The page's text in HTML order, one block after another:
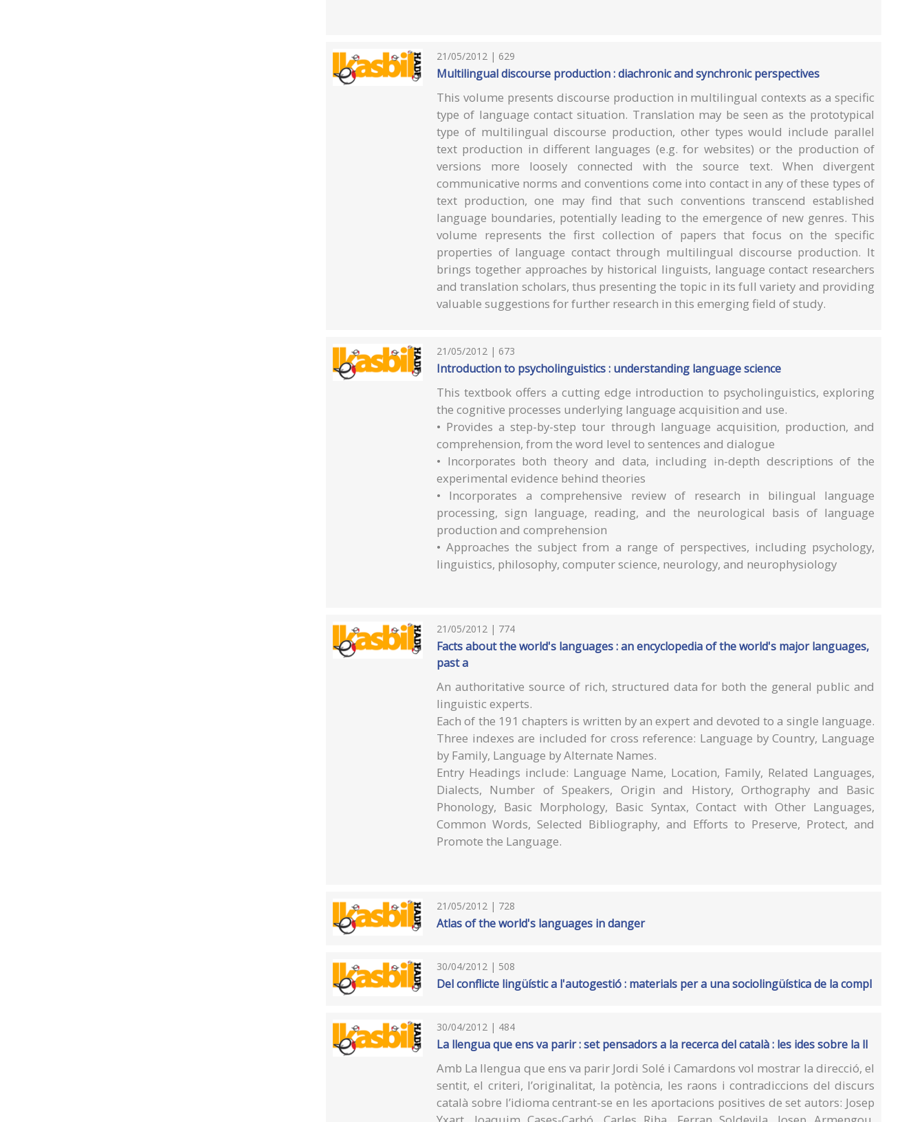
21/05/2012 | 629
Multilingual discourse production : diachronic and synchronic perspectives
This volume presents discourse production in multilingual contexts as a specific
type of language contact situation. Translation may be seen as the prototypical
type of multilingual discourse production, other types would include parallel
text production in different languages (e.g. for websites) or the production of
versions more loosely connected with the source text. When divergent
communicative norms and conventions come into contact in any of these types of
text production, one may find that such conventions transcend established
language boundaries, potentially leading to the emergence of new genres. This
volume represents the first collection of papers that focus on the specific
properties of language contact through multilingual discourse production. It
brings together approaches by historical linguists, language contact researchers
and translation scholars, thus presenting the topic in its full variety and providing
valuable suggestions for further research in this emerging field of study.
21/05/2012 | 673
Introduction to psycholinguistics : understanding language science
This textbook offers a cutting edge introduction to psycholinguistics, exploring
the cognitive processes underlying language acquisition and use.
• Provides a step-by-step tour through language acquisition, production, and
comprehension, from the word level to sentences and dialogue
• Incorporates both theory and data, including in-depth descriptions of the
experimental evidence behind theories
• Incorporates a comprehensive review of research in bilingual language
processing, sign language, reading, and the neurological basis of language
production and comprehension
• Approaches the subject from a range of perspectives, including psychology,
linguistics, philosophy, computer science, neurology, and neurophysiology
21/05/2012 | 774
Facts about the world's languages : an encyclopedia of the world's major languages,
past a
An authoritative source of rich, structured data for both the general public and
linguistic experts.
Each of the 191 chapters is written by an expert and devoted to a single language.
Three indexes are included for cross reference: Language by Country, Language
by Family, Language by Alternate Names.
Entry Headings include: Language Name, Location, Family, Related Languages,
Dialects, Number of Speakers, Origin and History, Orthography and Basic
Phonology, Basic Morphology, Basic Syntax, Contact with Other Languages,
Common Words, Selected Bibliography, and Efforts to Preserve, Protect, and
Promote the Language.
21/05/2012 | 728
Atlas of the world's languages in danger
30/04/2012 | 508
Del conflicte lingüístic a l'autogestió : materials per a una sociolingüística de la compl
30/04/2012 | 484
La llengua que ens va parir : set pensadors a la recerca del català : les ides sobre la ll
Amb La llengua que ens va parir Jordi Solé i Camardons vol mostrar la direcció, el
sentit, el criteri, l’originalitat, la potència, les raons i contradiccions del discurs
català sobre l’idioma centrant-se en les aportacions positives de set autors: Josep